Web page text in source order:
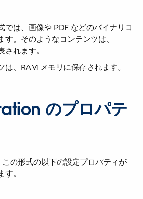
では、画像や PDF などのバイナリコ
す。そのようなコンテンツは、​
されます。
は、RAM メモリに保存されます。
のプロパテ
の形式の以下の設定プロパティが
。